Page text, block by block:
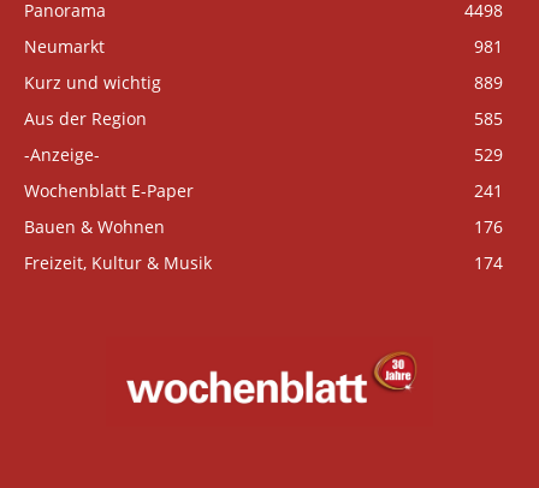
Panorama
4498
Neumarkt
981
Kurz und wichtig
889
Aus der Region
585
-Anzeige-
529
Wochenblatt E-Paper
241
Bauen & Wohnen
176
Freizeit, Kultur & Musik
174